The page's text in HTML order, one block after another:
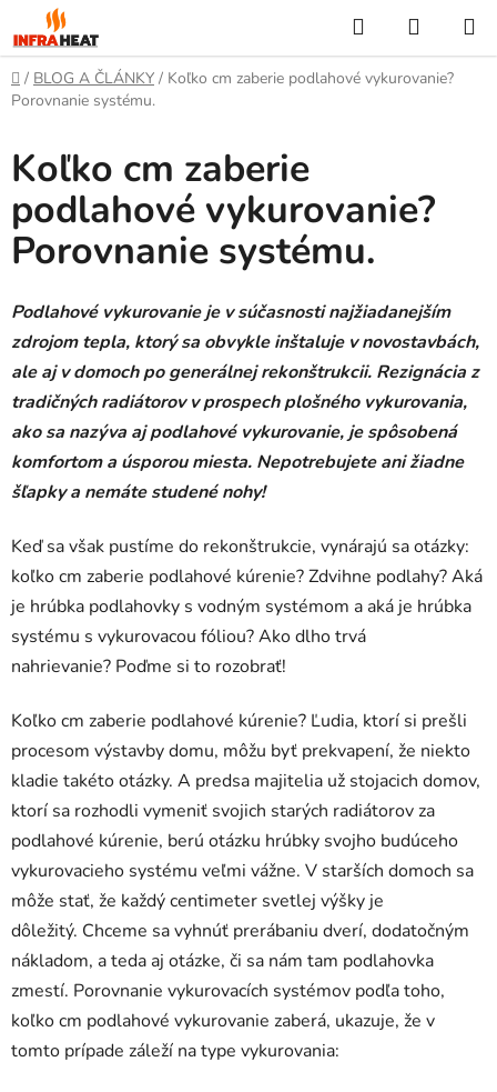
Prejsť
na
obsah
Hľadať
KOŠÍK
Domov
/ BLOG A ČLÁNKY / Koľko cm zaberie podlahové vykurovanie?
Porovnanie systému.
Koľko cm zaberie
podlahové vykurovanie?
Porovnanie systému.
Podlahové vykurovanie je v súčasnosti najžiadanejším
zdrojom tepla, ktorý sa obvykle inštaluje v novostavbách,
ale aj v domoch po generálnej rekonštrukcii. Rezignácia z
tradičných radiátorov v prospech plošného vykurovania,
ako sa nazýva aj podlahové vykurovanie, je spôsobená
komfortom a úsporou miesta. Nepotrebujete ani žiadne
šľapky a nemáte studené nohy!
Keď sa však pustíme do rekonštrukcie, vynárajú sa otázky:
koľko cm zaberie podlahové kúrenie? Zdvihne podlahy? Aká
je hrúbka podlahovky s vodným systémom a aká je hrúbka
systému s vykurovacou fóliou? Ako dlho trvá
nahrievanie? Poďme si to rozobrať!
Koľko cm zaberie podlahové kúrenie? Ľudia, ktorí si prešli
procesom výstavby domu, môžu byť prekvapení, že niekto
kladie takéto otázky. A predsa majitelia už stojacich domov,
ktorí sa rozhodli vymeniť svojich starých radiátorov za
podlahové kúrenie, berú otázku hrúbky svojho budúceho
vykurovacieho systému veľmi vážne. V starších domoch sa
môže stať, že každý centimeter svetlej výšky je
dôležitý. Chceme sa vyhnúť prerábaniu dverí, dodatočným
nákladom, a teda aj otázke, či sa nám tam podlahovka
zmestí. Porovnanie vykurovacích systémov podľa toho,
koľko cm podlahové vykurovanie zaberá, ukazuje, že v
tomto prípade záleží na type vykurovania: